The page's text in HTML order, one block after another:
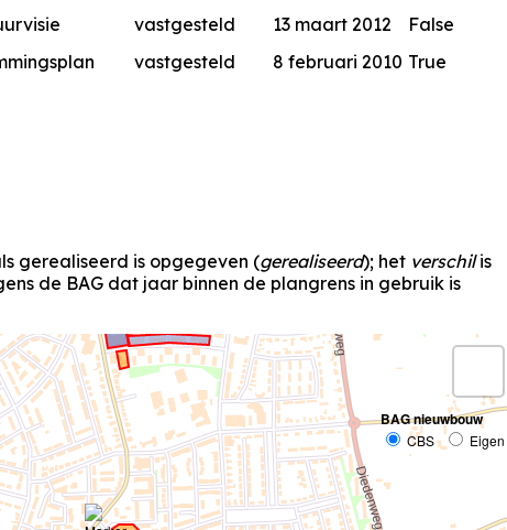
vastgesteld 13 maart 2012
False
vastgesteld 8 februari 2010 True
gerealiseerd is opgegeven (gerealiseerd); het verschilis
de BAG dat jaar binnen de plangrens in gebruik is
BAG nieuwbouw
CBS Eigen